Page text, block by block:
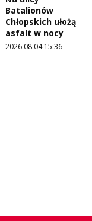
Batalionów
Chłopskich ułożą
asfalt w nocy
2026.08.04 15:36